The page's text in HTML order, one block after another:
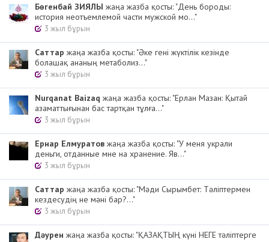
Бөгенбай ЗИЯЛЫ жаңа жазба қосты: "День бороды:
история неотъемлемой части мужской мо..."
3 жыл бұрын
Cаттар жаңа жазба қосты: "Әке гені жүктілік кезінде
болашақ ананың метаболиз..."
3 жыл бұрын
Nurqanat Baizaq жаңа жазба қосты: "Ерлан Мазан: Қытай
азаматтығынан бас тартқан тұлға..."
3 жыл бұрын
Ернар Елмуратов жаңа жазба қосты: "У меня украли
деньги, отданные мне на хранение. Яв..."
3 жыл бұрын
Cаттар жаңа жазба қосты: "Мәди Сырымбет: Тәліптермен
кездесудің не мәні бар?..."
3 жыл бұрын
Дәурен жаңа жазба қосты: "ҚАЗАҚТЫҢ күні НЕГЕ тәліптерге